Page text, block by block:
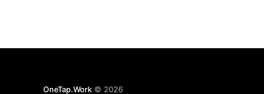
OneTap.Work© 2026